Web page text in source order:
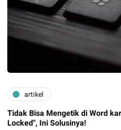
artikel
Tidak Bisa Mengetik di Word
Locked", Ini Solusinya!